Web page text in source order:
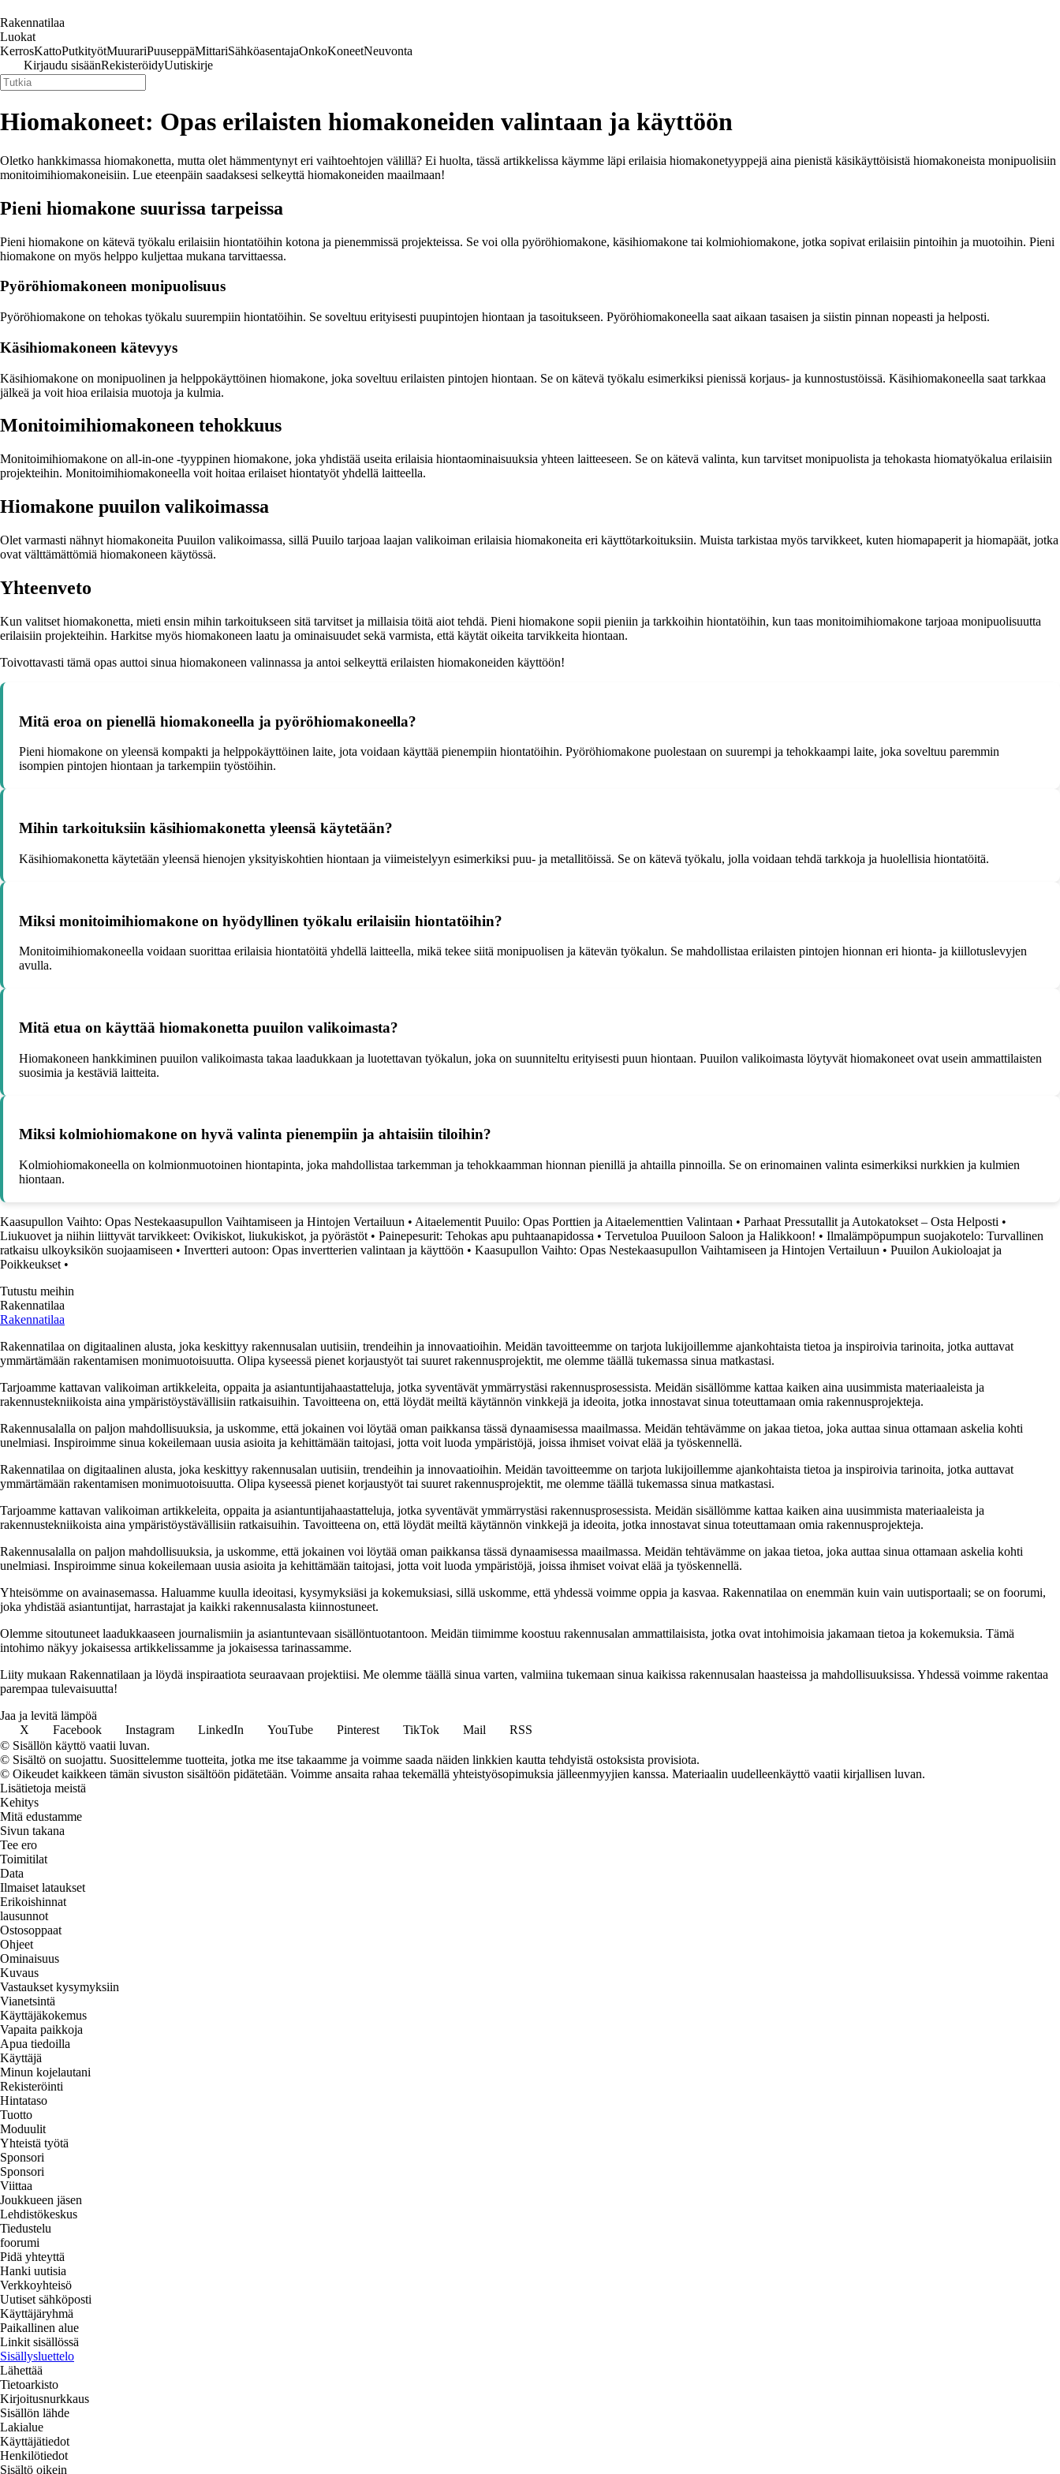
Rakennatilaa
Luokat
KerrosKattoPutkityötMuurariPuuseppäMittariSähköasentajaOnkoKoneetNeuvonta
Kirjaudu sisäänRekisteröidyUutiskirje
Hiomakoneet: Opas erilaisten hiomakoneiden valintaan ja käyttöön
Oletko hankkimassa hiomakonetta, mutta olet hämmentynyt eri vaihtoehtojen välillä? Ei huolta, tässä artikkelissa käymme läpi erilaisia hiomakonetyyppejä aina pienistä käsikäyttöisistä hiomakoneista monipuolisiin
monitoimihiomakoneisiin. Lue eteenpäin saadaksesi selkeyttä hiomakoneiden maailmaan!
Pieni hiomakone suurissa tarpeissa
Pieni hiomakone on kätevä työkalu erilaisiin hiontatöihin kotona ja pienemmissä projekteissa. Se voi olla pyöröhiomakone, käsihiomakone tai kolmiohiomakone, jotka sopivat erilaisiin pintoihin ja muotoihin. Pieni
hiomakone on myös helppo kuljettaa mukana tarvittaessa.
Pyöröhiomakoneen monipuolisuus
Pyöröhiomakone on tehokas työkalu suurempiin hiontatöihin. Se soveltuu erityisesti puupintojen hiontaan ja tasoitukseen. Pyöröhiomakoneella saat aikaan tasaisen ja siistin pinnan nopeasti ja helposti.
Käsihiomakoneen kätevyys
Käsihiomakone on monipuolinen ja helppokäyttöinen hiomakone, joka soveltuu erilaisten pintojen hiontaan. Se on kätevä työkalu esimerkiksi pienissä korjaus- ja kunnostustöissä. Käsihiomakoneella saat tarkkaa
jälkeä ja voit hioa erilaisia muotoja ja kulmia.
Monitoimihiomakoneen tehokkuus
Monitoimihiomakone on all-in-one -tyyppinen hiomakone, joka yhdistää useita erilaisia hiontaominaisuuksia yhteen laitteeseen. Se on kätevä valinta, kun tarvitset monipuolista ja tehokasta hiomatyökalua erilaisiin
projekteihin. Monitoimihiomakoneella voit hoitaa erilaiset hiontatyöt yhdellä laitteella.
Hiomakone puuilon valikoimassa
Olet varmasti nähnyt hiomakoneita Puuilon valikoimassa, sillä Puuilo tarjoaa laajan valikoiman erilaisia hiomakoneita eri käyttötarkoituksiin. Muista tarkistaa myös tarvikkeet, kuten hiomapaperit ja hiomapäät, jotka
ovat välttämättömiä hiomakoneen käytössä.
Yhteenveto
Kun valitset hiomakonetta, mieti ensin mihin tarkoitukseen sitä tarvitset ja millaisia töitä aiot tehdä. Pieni hiomakone sopii pieniin ja tarkkoihin hiontatöihin, kun taas monitoimihiomakone tarjoaa monipuolisuutta
erilaisiin projekteihin. Harkitse myös hiomakoneen laatu ja ominaisuudet sekä varmista, että käytät oikeita tarvikkeita hiontaan.
Toivottavasti tämä opas auttoi sinua hiomakoneen valinnassa ja antoi selkeyttä erilaisten hiomakoneiden käyttöön!
Mitä eroa on pienellä hiomakoneella ja pyöröhiomakoneella?
Pieni hiomakone on yleensä kompakti ja helppokäyttöinen laite, jota voidaan käyttää pienempiin hiontatöihin. Pyöröhiomakone puolestaan on suurempi ja tehokkaampi laite, joka soveltuu paremmin
isompien pintojen hiontaan ja tarkempiin työstöihin.
Mihin tarkoituksiin käsihiomakonetta yleensä käytetään?
Käsihiomakonetta käytetään yleensä hienojen yksityiskohtien hiontaan ja viimeistelyyn esimerkiksi puu- ja metallitöissä. Se on kätevä työkalu, jolla voidaan tehdä tarkkoja ja huolellisia hiontatöitä.
Miksi monitoimihiomakone on hyödyllinen työkalu erilaisiin hiontatöihin?
Monitoimihiomakoneella voidaan suorittaa erilaisia hiontatöitä yhdellä laitteella, mikä tekee siitä monipuolisen ja kätevän työkalun. Se mahdollistaa erilaisten pintojen hionnan eri hionta- ja kiillotuslevyjen
avulla.
Mitä etua on käyttää hiomakonetta puuilon valikoimasta?
Hiomakoneen hankkiminen puuilon valikoimasta takaa laadukkaan ja luotettavan työkalun, joka on suunniteltu erityisesti puun hiontaan. Puuilon valikoimasta löytyvät hiomakoneet ovat usein ammattilaisten
suosimia ja kestäviä laitteita.
Miksi kolmiohiomakone on hyvä valinta pienempiin ja ahtaisiin tiloihin?
Kolmiohiomakoneella on kolmionmuotoinen hiontapinta, joka mahdollistaa tarkemman ja tehokkaamman hionnan pienillä ja ahtailla pinnoilla. Se on erinomainen valinta esimerkiksi nurkkien ja kulmien
hiontaan.
Kaasupullon Vaihto: Opas Nestekaasupullon Vaihtamiseen ja Hintojen Vertailuun • Aitaelementit Puuilo: Opas Porttien ja Aitaelementtien Valintaan • Parhaat Pressutallit ja Autokatokset – Osta Helposti •
Liukuovet ja niihin liittyvät tarvikkeet: Ovikiskot, liukukiskot, ja pyörästöt • Painepesurit: Tehokas apu puhtaanapidossa • Tervetuloa Puuiloon Saloon ja Halikkoon! • Ilmalämpöpumpun suojakotelo: Turvallinen
ratkaisu ulkoyksikön suojaamiseen • Invertteri autoon: Opas invertterien valintaan ja käyttöön • Kaasupullon Vaihto: Opas Nestekaasupullon Vaihtamiseen ja Hintojen Vertailuun • Puuilon Aukioloajat ja
Poikkeukset •
Tutustu meihin
Rakennatilaa
Rakennatilaa
Rakennatilaa on digitaalinen alusta, joka keskittyy rakennusalan uutisiin, trendeihin ja innovaatioihin. Meidän tavoitteemme on tarjota lukijoillemme ajankohtaista tietoa ja inspiroivia tarinoita, jotka auttavat
ymmärtämään rakentamisen monimuotoisuutta. Olipa kyseessä pienet korjaustyöt tai suuret rakennusprojektit, me olemme täällä tukemassa sinua matkastasi.
Tarjoamme kattavan valikoiman artikkeleita, oppaita ja asiantuntijahaastatteluja, jotka syventävät ymmärrystäsi rakennusprosessista. Meidän sisällömme kattaa kaiken aina uusimmista materiaaleista ja
rakennustekniikoista aina ympäristöystävällisiin ratkaisuihin. Tavoitteena on, että löydät meiltä käytännön vinkkejä ja ideoita, jotka innostavat sinua toteuttamaan omia rakennusprojekteja.
Rakennusalalla on paljon mahdollisuuksia, ja uskomme, että jokainen voi löytää oman paikkansa tässä dynaamisessa maailmassa. Meidän tehtävämme on jakaa tietoa, joka auttaa sinua ottamaan askelia kohti
unelmiasi. Inspiroimme sinua kokeilemaan uusia asioita ja kehittämään taitojasi, jotta voit luoda ympäristöjä, joissa ihmiset voivat elää ja työskennellä.
Rakennatilaa on digitaalinen alusta, joka keskittyy rakennusalan uutisiin, trendeihin ja innovaatioihin. Meidän tavoitteemme on tarjota lukijoillemme ajankohtaista tietoa ja inspiroivia tarinoita, jotka auttavat
ymmärtämään rakentamisen monimuotoisuutta. Olipa kyseessä pienet korjaustyöt tai suuret rakennusprojektit, me olemme täällä tukemassa sinua matkastasi.
Tarjoamme kattavan valikoiman artikkeleita, oppaita ja asiantuntijahaastatteluja, jotka syventävät ymmärrystäsi rakennusprosessista. Meidän sisällömme kattaa kaiken aina uusimmista materiaaleista ja
rakennustekniikoista aina ympäristöystävällisiin ratkaisuihin. Tavoitteena on, että löydät meiltä käytännön vinkkejä ja ideoita, jotka innostavat sinua toteuttamaan omia rakennusprojekteja.
Rakennusalalla on paljon mahdollisuuksia, ja uskomme, että jokainen voi löytää oman paikkansa tässä dynaamisessa maailmassa. Meidän tehtävämme on jakaa tietoa, joka auttaa sinua ottamaan askelia kohti
unelmiasi. Inspiroimme sinua kokeilemaan uusia asioita ja kehittämään taitojasi, jotta voit luoda ympäristöjä, joissa ihmiset voivat elää ja työskennellä.
Yhteisömme on avainasemassa. Haluamme kuulla ideoitasi, kysymyksiäsi ja kokemuksiasi, sillä uskomme, että yhdessä voimme oppia ja kasvaa. Rakennatilaa on enemmän kuin vain uutisportaali; se on foorumi,
joka yhdistää asiantuntijat, harrastajat ja kaikki rakennusalasta kiinnostuneet.
Olemme sitoutuneet laadukkaaseen journalismiin ja asiantuntevaan sisällöntuotantoon. Meidän tiimimme koostuu rakennusalan ammattilaisista, jotka ovat intohimoisia jakamaan tietoa ja kokemuksia. Tämä
intohimo näkyy jokaisessa artikkelissamme ja jokaisessa tarinassamme.
Liity mukaan Rakennatilaan ja löydä inspiraatiota seuraavaan projektiisi. Me olemme täällä sinua varten, valmiina tukemaan sinua kaikissa rakennusalan haasteissa ja mahdollisuuksissa. Yhdessä voimme rakentaa
parempaa tulevaisuutta!
Jaa ja levitä lämpöä
X
Facebook Instagram LinkedIn YouTube Pinterest TikTok Mail
RSS
© Sisällön käyttö vaatii luvan.
© Sisältö on suojattu. Suosittelemme tuotteita, jotka me itse takaamme ja voimme saada näiden linkkien kautta tehdyistä ostoksista provisiota.
© Oikeudet kaikkeen tämän sivuston sisältöön pidätetään. Voimme ansaita rahaa tekemällä yhteistyösopimuksia jälleenmyyjien kanssa. Materiaalin uudelleenkäyttö vaatii kirjallisen luvan.
Lisätietoja meistä
Kehitys
Mitä edustamme
Sivun takana
Tee ero
Toimitilat
Data
Ilmaiset lataukset
Erikoishinnat
lausunnot
Ostosoppaat
Ohjeet
Ominaisuus
Kuvaus
Vastaukset kysymyksiin
Vianetsintä
Käyttäjäkokemus
Vapaita paikkoja
Apua tiedoilla
Käyttäjä
Minun kojelautani
Rekisteröinti
Hintataso
Tuotto
Moduulit
Yhteistä työtä
Sponsori
Sponsori
Viittaa
Joukkueen jäsen
Lehdistökeskus
Tiedustelu
foorumi
Pidä yhteyttä
Hanki uutisia
Verkkoyhteisö
Uutiset sähköposti
Käyttäjäryhmä
Paikallinen alue
Linkit sisällössä
Sisällysluettelo
Lähettää
Tietoarkisto
Kirjoitusnurkkaus
Sisällön lähde
Lakialue
Käyttäjätiedot
Henkilötiedot
Sisältö oikein